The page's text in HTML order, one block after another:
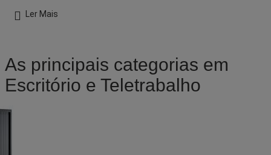
Ler Mais
As principais categorias em
Escritório e Teletrabalho